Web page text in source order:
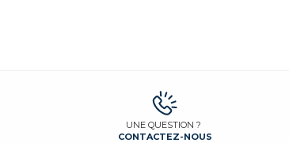
UNE QUESTION ?
CONTACTEZ-NOUS